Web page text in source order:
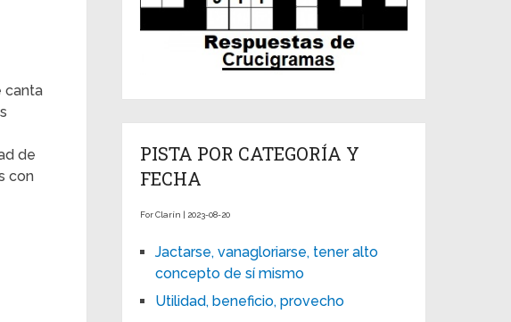
canta
de
con
PISTA POR CATEGORÍA Y
FECHA
For Clarín | 2023-08-20
Jactarse, vanagloriarse, tener alto
concepto de sí mismo
Utilidad, beneficio, provecho